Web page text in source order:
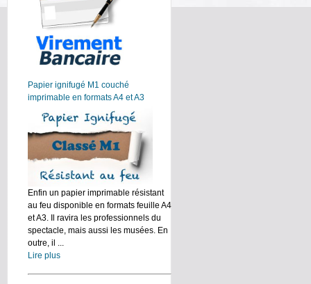
Papier ignifugé M1 couché
imprimable en formats A4 et A3
Enfin un papier imprimable résistant
au feu disponible en formats feuille A4
et A3. Il ravira les professionnels du
spectacle, mais aussi les musées. En
outre, il ...
Lire plus